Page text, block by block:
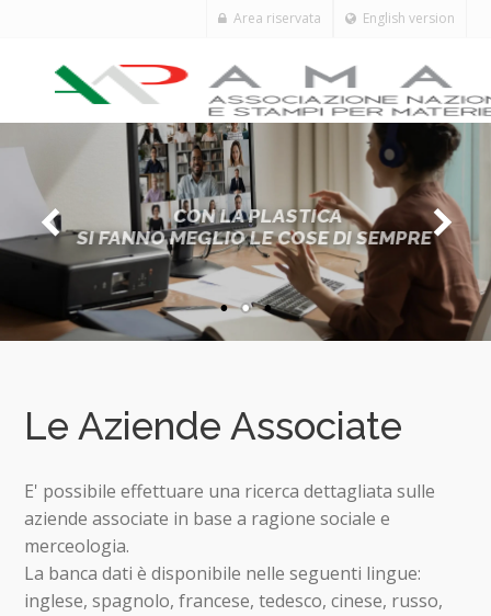
English version
Area riservata
CON LA PLASTICA
SI FANNO MEGLIO LE COSE DI SEMPRE
Le Aziende Associate
E' possibile effettuare una ricerca dettagliata sulle
aziende associate in base a ragione sociale e
merceologia.
La banca dati è disponibile nelle seguenti lingue:
inglese, spagnolo, francese, tedesco, cinese, russo,